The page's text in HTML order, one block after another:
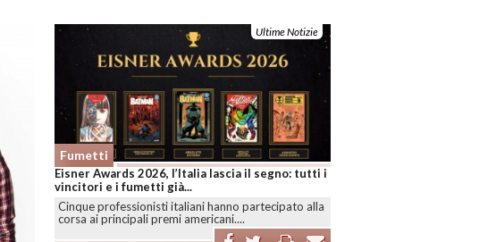
Ultime Notizie
Fumetti
Bonelli regge al rincaro degli albi: l’utile 2025
sale a 2,46 milioni
MILANO-I dati anticipati da Olimpia sul forum
Comicus descrivono una casa editrice ancora